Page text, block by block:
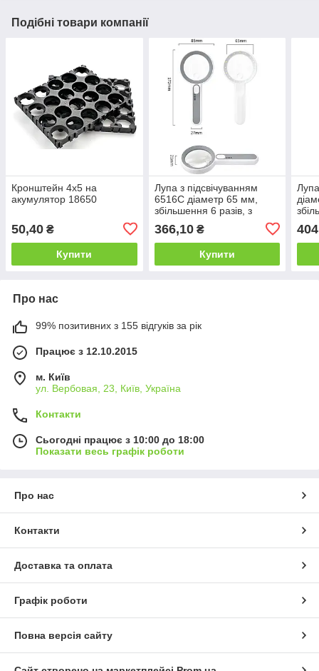
Подібні товари компанії
Кронштейн 4х5 на
акумулятор 18650
50,40 ₴
Купити
Лупа з підсвічуванням
6516C діаметр 65 мм,
збільшення 6 разів, з
підсвічуванням 16 LED на
акумуляторі
366,10₴
Купити
Про нас
99% позитивних з 155 відгуків за рік
Працює з 12.10.2015
м. Київ
ул. Вербовая, 23, Київ, Україна
Контакти
Сьогодні працює з 10:00 до 18:00
Показати весь графік роботи
Про нас
Контакти
Доставка та оплата
Графік роботи
Повна версія сайту